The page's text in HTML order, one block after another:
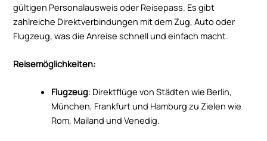
gültigen Personalausweis oder Reisepass. Es gibt
zahlreiche Direktverbindungen mit dem Zug, Auto oder
Flugzeug, was die Anreise schnell und einfach macht.
Reisemöglichkeiten:
Flugzeug: Direktflüge von Städten wie Berlin,
München, Frankfurt und Hamburg zu Zielen wie
Rom, Mailand und Venedig.